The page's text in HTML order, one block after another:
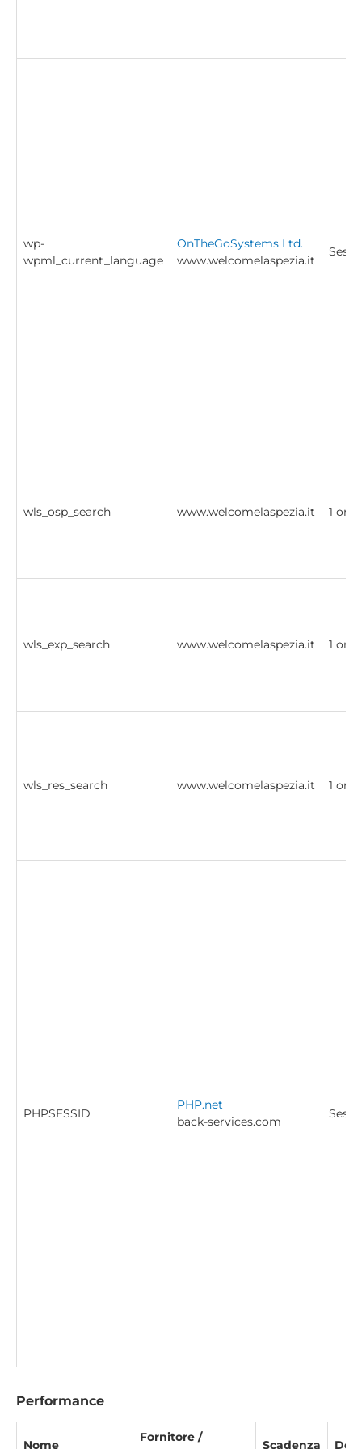
wp-
wpml_current_language
OnTheGoSystems Ltd.
www.welcomelaspezia.it
wls_osp_search www.welcomelaspezia.it 1 ora
wls_exp_search www.welcomelaspezia.it 1 ora
wls_res_search www.welcomelaspezia.it 1 ora
PHPSESSID
PHP.net
back-services.com
Performance
Nome
Fornitore /
Scadenza